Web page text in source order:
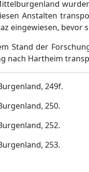
Anstalten
eingewiesen,
Stand der
nach Hartheim
249f.
250.
252.
253.